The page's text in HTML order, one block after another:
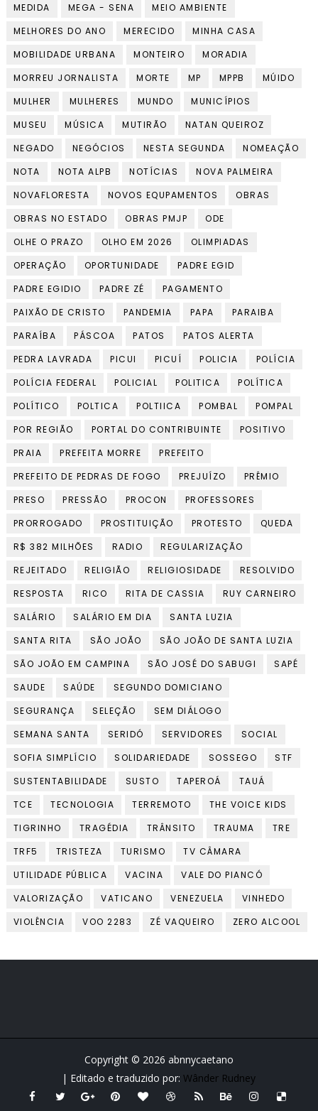
MEDIDA
MEGA - SENA
MEIO AMBIENTE
MELHORES DO ANO
MERECIDO
MINHA CASA
MOBILIDADE URBANA
MONTEIRO
MORADIA
MORREU JORNALISTA
MORTE MP MPPB
MÚIDO
MULHER
MULHERES MUNDO
MUNICÍPIOS
MUSEU
MÚSICA MUTIRÃO
NATAN QUEIROZ
NEGADO
NEGÓCIOS NESTA SEGUNDA
NOMEAÇÃO
NOTA
NOTA ALPB NOTÍCIAS
NOVA PALMEIRA
NOVAFLORESTA
NOVOS EQUPAMENTOS
OBRAS
OBRAS NO ESTADO
OBRAS PMJP
ODE
OLHE O PRAZO
OLHO EM 2026
OLIMPIADAS
OPERAÇÃO
OPORTUNIDADE
PADRE EGID
PADRE EGIDIO
PADRE ZÉ
PAGAMENTO
PAIXÃO DE CRISTO
PANDEMIA PAPA
PARAIBA
PARAÍBA
PÁSCOA PATOS
PATOS ALERTA
PEDRA LAVRADA
PICUI PICUÍ POLICIA
POLÍCIA
POLÍCIA FEDERAL
POLICIAL POLITICA
POLÍTICA
POLÍTICO
POLTICA POLTIICA POMBAL
POMPAL
POR REGIÃO
PORTAL DO CONTRIBUINTE
POSITIVO
PRAIA
PREFEITA MORRE
PREFEITO
PREFEITO DE PEDRAS DE FOGO
PREJUÍZO
PRÊMIO
PRESO
PRESSÃO PROCON
PROFESSORES
PRORROGADO
PROSTITUIÇÃO PROTESTO
QUEDA
R$ 382 MILHÕES
RADIO
REGULARIZAÇÃO
REJEITADO
RELIGIÃO RELIGIOSIDADE
RESOLVIDO
RESPOSTA
RICO RITA DE CASSIA
RUY CARNEIRO
SALÁRIO
SALÁRIO EM DIA
SANTA LUZIA
SANTA RITA
SÃO JOÃO
SÃO JOÃO DE SANTA LUZIA
SÃO JOÃO EM CAMPINA
SÃO JOSÉ DO SABUGI
SAPÉ
SAUDE
SAÚDE
SEGUNDO DOMICIANO
SEGURANÇA
SELEÇÃO
SEM DIÁLOGO
SEMANA SANTA
SERIDÓ SERVIDORES
SOCIAL
SOFIA SIMPLÍCIO
SOLIDARIEDADE SOSSEGO
STF
SUSTENTABILIDADE
SUSTO TAPEROÁ
TAUÁ
TCE
TECNOLOGIA TERREMOTO
THE VOICE KIDS
TIGRINHO
TRAGÉDIA TRÂNSITO TRAUMA
TRE
TRF5
TRISTEZA TURISMO
TV CÂMARA
UTILIDADE PÚBLICA
VACINA
VALE DO PIANCÓ
VALORIZAÇÃO
VATICANO VENEZUELA
VINHEDO
VIOLÊNCIA
VOO 2283 ZÉ VAQUEIRO ZERO ALCOOL
Copyright © 2026 abnnycaetano
| Editado e traduzido por:Wânder Rudney